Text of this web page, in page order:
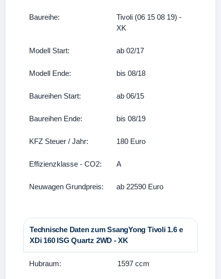
Baureihe:
Tivoli (06 15 08 19) -
XK
Modell Start: ab 02/17
Modell Ende: bis 08/18
Baureihen Start: ab 06/15
Baureihen Ende: bis 08/19
KFZ Steuer / Jahr: 180 Euro
Effizienzklasse - CO2: A
Neuwagen Grundpreis: ab 22590 Euro
Technische Daten zum SsangYong Tivoli 1.6 e
XDi 160 ISG Quartz 2WD - XK
Hubraum: 1597 ccm